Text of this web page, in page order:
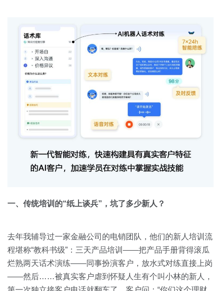
按业务场景
交易跟进
培训辅导
一、传统培训的“纸上谈兵”，坑了多少新人？
去年我辅导过一家金融公司的电销团队，他们的新人培训流
程堪称“教科书级”：三天产品培训——把产品手册背得滚瓜
烂熟两天话术演练——同事扮演客户，放水式对练直接上岗
——然后……被真实客户虐到怀疑人生有个叫小林的新人，